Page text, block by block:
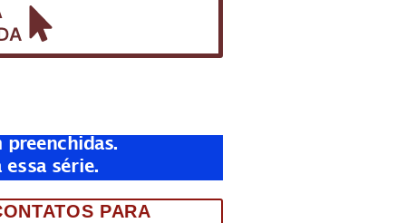
série.
PARA